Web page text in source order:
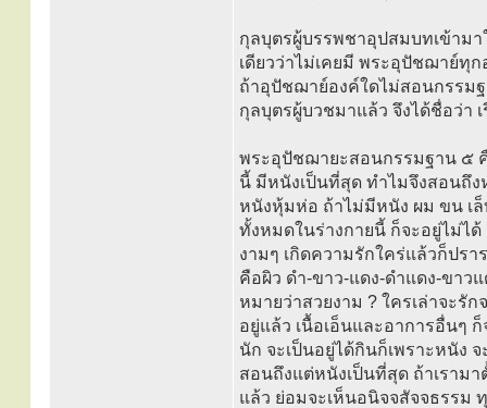
กุลบุตรผู้บรรพชาอุปสมบทเข้าม
เดียวว่าไม่เคยมี พระอุปัชฌาย์ทุ
ถ้าอุปัชฌาย์องค์ใดไม่สอนกรรม
กุลบุตรผู้บวชมาแล้ว จึงได้ชื่อว่า
พระอุปัชฌายะสอนกรรมฐาน ๕
นี้ มีหนังเป็นที่สุด ทำไมจึงสอนถึง
หนังหุ้มห่อ ถ้าไม่มีหนัง ผม ขน เล็
ทั้งหมดในร่างกายนี้ ก็จะอยู่ไม่ไ
งามๆ เกิดความรักใคร่แล้วก็ปร
คือผิว ดำ-ขาว-แดง-ดำแดง-ขาว
หมายว่าสวยงาม ? ใครเล่าจะรั
อยู่แล้ว เนื้อเอ็นและอาการอื่นๆ
นัก จะเป็นอยู่ได้กินก็เพราะหนัง
สอนถึงแต่หนังเป็นที่สุด ถ้าเราม
แล้ว ย่อมจะเห็นอนิจจสัจจธรรม